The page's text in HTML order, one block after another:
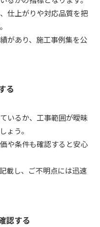
仕上がりや対応品質を把
があり、施工事例集を公
る
いるか、工事範囲が曖昧
ょう。
や条件も確認すると安心
載し、ご不明点には迅速
認する